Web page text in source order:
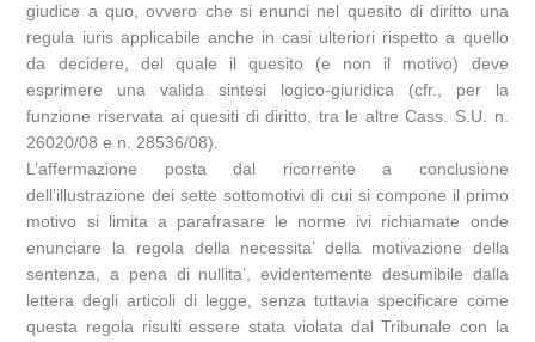
giudice a quo, ovvero che si enunci nel quesito di diritto una
regula iuris applicabile anche in casi ulteriori rispetto a quello
da decidere, del quale il quesito (e non il motivo) deve
esprimere una valida sintesi logico-giuridica (cfr., per la
funzione riservata ai quesiti di diritto, tra le altre Cass. S.U. n.
26020/08 e n. 28536/08).
L’affermazione posta dal ricorrente a conclusione
dell’illustrazione dei sette sottomotivi di cui si compone il primo
motivo si limita a parafrasare le norme ivi richiamate onde
enunciare la regola della necessita’ della motivazione della
sentenza, a pena di nullita’, evidentemente desumibile dalla
lettera degli articoli di legge, senza tuttavia specificare come
questa regola risulti essere stata violata dal Tribunale con la